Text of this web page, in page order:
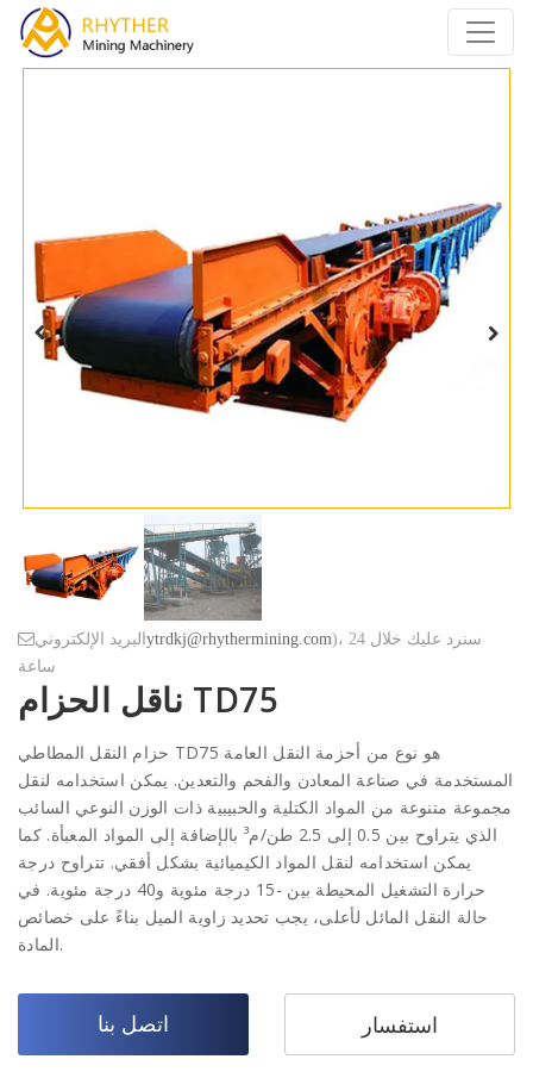
البريد الإلكتروني ytrdkj@rhythermining.com)، سنرد عليك خلال 24
ساعة
ناقل الحزام TD75
حزام النقل المطاطي TD75 هو نوع من أحزمة النقل العامة
المستخدمة في صناعة المعادن والفحم والتعدين. يمكن استخدامه لنقل
مجموعة متنوعة من المواد الكتلية والحبيبية ذات الوزن النوعي السائب
الذي يتراوح بين 0.5 إلى 2.5 طن/م³ بالإضافة إلى المواد المعبأة. كما
يمكن استخدامه لنقل المواد الكيميائية بشكل أفقي. تتراوح درجة
حرارة التشغيل المحيطة بين -15 درجة مئوية و40 درجة مئوية. في
حالة النقل المائل لأعلى، يجب تحديد زاوية الميل بناءً على خصائص
المادة.
اتصل بنا استفسار